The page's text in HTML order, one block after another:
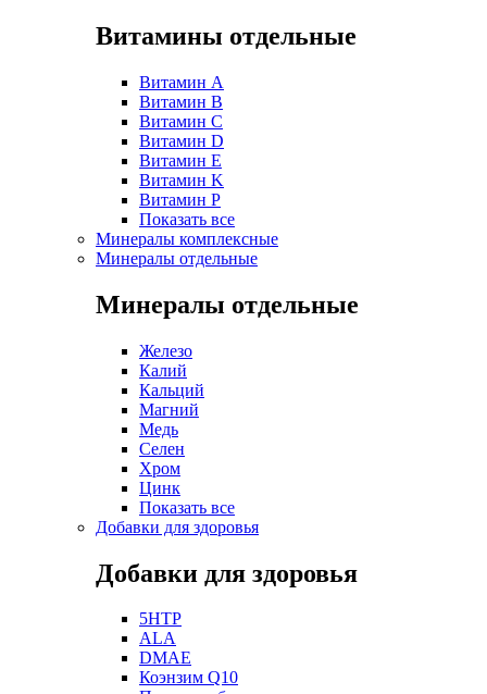
Витамины отдельные
Витамин A
Витамин B
Витамин C
Витамин D
Витамин E
Витамин K
Витамин P
Показать все
Минералы комплексные
Минералы отдельные
Минералы отдельные
Железо
Калий
Кальций
Магний
Медь
Селен
Хром
Цинк
Показать все
Добавки для здоровья
Добавки для здоровья
5HTP
ALA
DMAE
Коэнзим Q10